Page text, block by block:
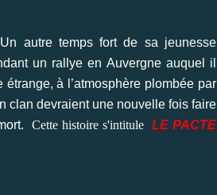
autre temps fort de sa jeunesse
un rallye en Auvergne auquel il
à l’atmosphère plombée par
clan devraient une nouvelle fois faire
Cette histoire s'intitule LE PACTE